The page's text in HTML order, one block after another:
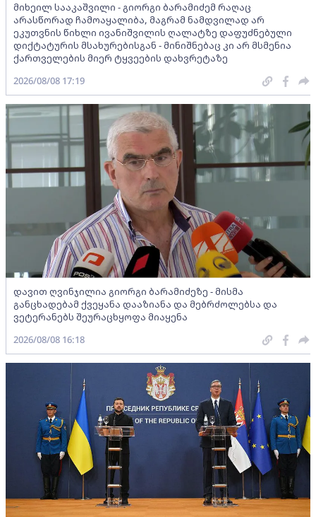
მიხეილ სააკაშვილი - გიორგი ბარამიძემ რაღაც
არასწორად ჩამოაყალიბა, მაგრამ ნამდვილად არ
ეკუთვნის წიხლი ივანიშვილის ღალატზე დაფუძნებული
დიქტატურის მსახურებისგან - მინიშნებაც კი არ მსმენია
ქართველების მიერ ტყვეების დახვრეტაზე
2026/08/08 17:19
დავით ღვინჯილია გიორგი ბარამიძეზე - მისმა
განცხადებამ ქვეყანა დააზიანა და მებრძოლებსა და
ვეტერანებს შეურაცხყოფა მიაყენა
2026/08/08 16:18